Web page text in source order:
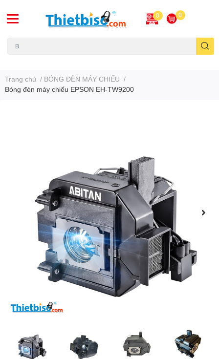
0 0
Trang chủ / BÓNG ĐÈN MÁY CHIẾU /
Bóng đèn máy chiếu EPSON EH-TW9200